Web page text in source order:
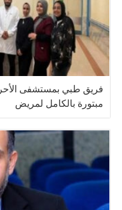
فريق طبي بمستشفى
مبتورة بالكامل لمريض